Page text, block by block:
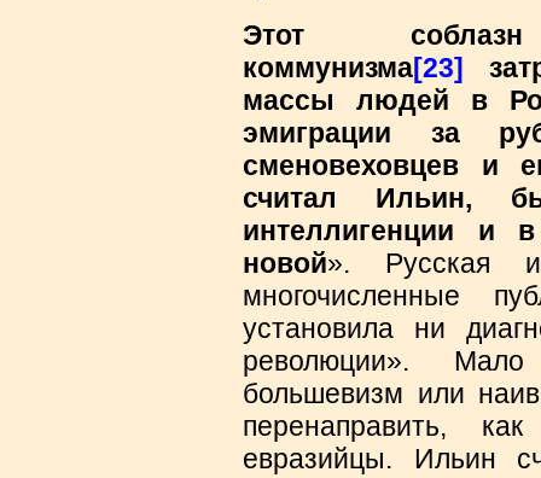
Этот
коммунизма[23]
массы людей в
эмиграции за
сменовеховцев и
считал Ильин,
интеллигенции и
новой». Русская
многочисленные
установила ни
революции».
большевизм или
перенаправить,
евразийцы. Ильин